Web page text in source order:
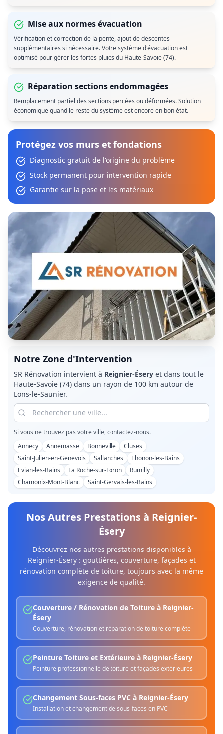
Mise aux normes évacuation
Vérification et correction de la pente, ajout de descentes
supplémentaires si nécessaire. Votre système d'évacuation est
optimisé pour gérer les fortes pluies du Haute-Savoie (74).
Réparation sections endommagées
Remplacement partiel des sections percées ou déformées. Solution
économique quand le reste du système est encore en bon état.
Protégez vos murs et fondations
Diagnostic gratuit de l'origine du problème
Stock permanent pour intervention rapide
Garantie sur la pose et les matériaux
Notre Zone d'Intervention
SR Rénovation intervient à Reignier-Ésery et dans tout le
Haute-Savoie (74) dans un rayon de 100 km autour de
Lons-le-Saunier.
Si vous ne trouvez pas votre ville, contactez-nous.
Annecy
Annemasse Bonneville
Cluses
Saint-Julien-en-Genevois
Sallanches
Thonon-les-Bains
Evian-les-Bains
La Roche-sur-Foron
Rumilly
Chamonix-Mont-Blanc
Saint-Gervais-les-Bains
Nos Autres Prestations à Reignier-
Ésery
Découvrez nos autres prestations disponibles à
Reignier-Ésery: gouttières, couverture, façades et
rénovation complète de toiture, toujours avec la même
exigence de qualité.
Couverture / Rénovation de Toiture à Reignier-
Ésery
Couverture, rénovation et réparation de toiture complète
Peinture Toiture et Extérieure à Reignier-Ésery
Peinture professionnelle de toiture et façades extérieures
Changement Sous-faces PVC à Reignier-Ésery
Installation et changement de sous-faces en PVC